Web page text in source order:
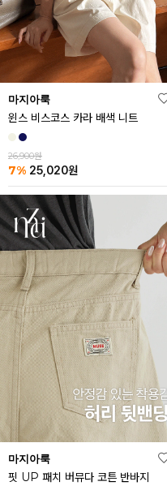
마지아룩
윈스 비스코스 카라 배색 니트
26,900원
7% 25,020원
마지아룩
핏 UP 패치 버뮤다 코튼 반바지